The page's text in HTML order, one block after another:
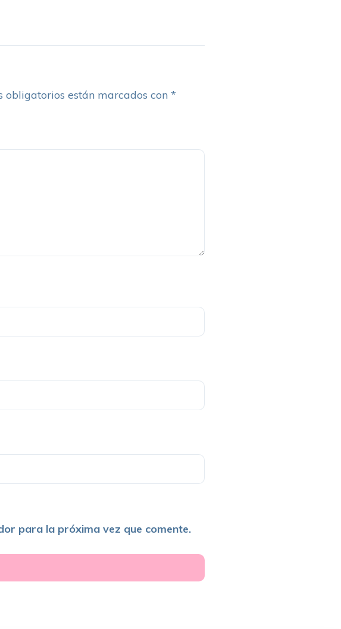
obligatorios están marcados con *
para la próxima vez que comente.